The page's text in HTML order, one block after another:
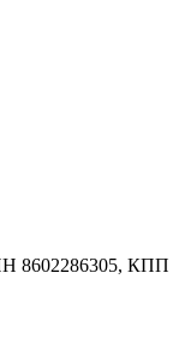
8602286305, КПП